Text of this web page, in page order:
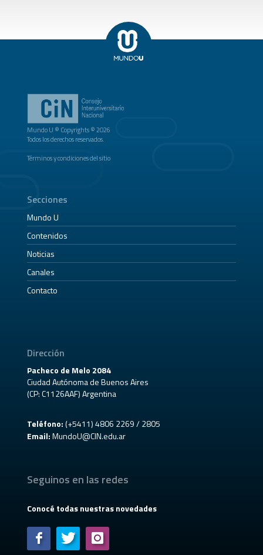
Mundo U ® Copyrights © 2026
Todos los derechos reservados.
Términos y condiciones del sitio
Secciones
Mundo U
Contenidos
Noticias
Canales
Contacto
Dirección
Pacheco de Melo 2084
Ciudad Autónoma de Buenos Aires
(CP: C1126AAF) Argentina
Teléfono:(+5411) 4806 2269 / 2805
Email: MundoU@CIN.edu.ar
Seguinos en las redes
Conocé todas nuestras novedades